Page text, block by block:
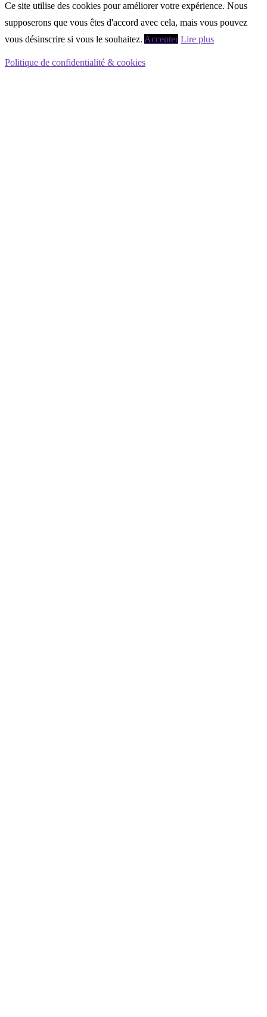
Ce site utilise des cookies pour améliorer votre expérience. Nous
supposerons que vous êtes d'accord avec cela, mais vous pouvez
vous désinscrire si vous le souhaitez. Accepter Lire plus
Politique de confidentialité & cookies